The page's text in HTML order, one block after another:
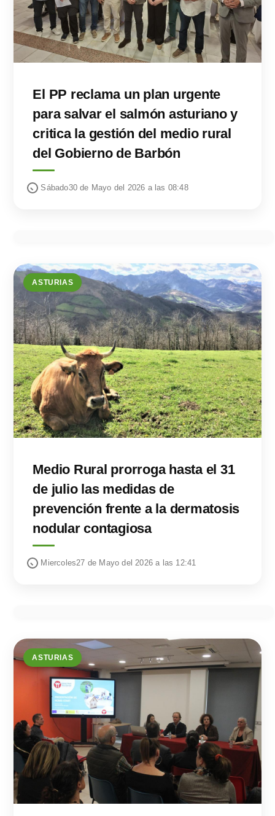
El PP reclama un plan urgente
para salvar el salmón asturiano y
critica la gestión del medio rural
del Gobierno de Barbón
Sábado30 de Mayo del 2026 a las 08:48
ASTURIAS
Medio Rural prorroga hasta el 31
de julio las medidas de
prevención frente a la dermatosis
nodular contagiosa
Miercoles27 de Mayo del 2026 a las 12:41
ASTURIAS